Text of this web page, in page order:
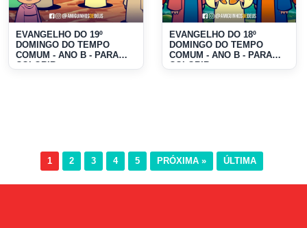
EVANGELHO DO 19º
DOMINGO DO TEMPO
COMUM - ANO B - PARA
COLORIR
EVANGELHO DO 18º
DOMINGO DO TEMPO
COMUM - ANO B - PARA
COLORIR
1 2 3 4 5 PRÓXIMA » ÚLTIMA